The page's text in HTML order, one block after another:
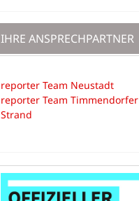
IHRE ANSPRECHPARTNER
reporter Team Neustadt
reporter Team Timmendorfer
Strand